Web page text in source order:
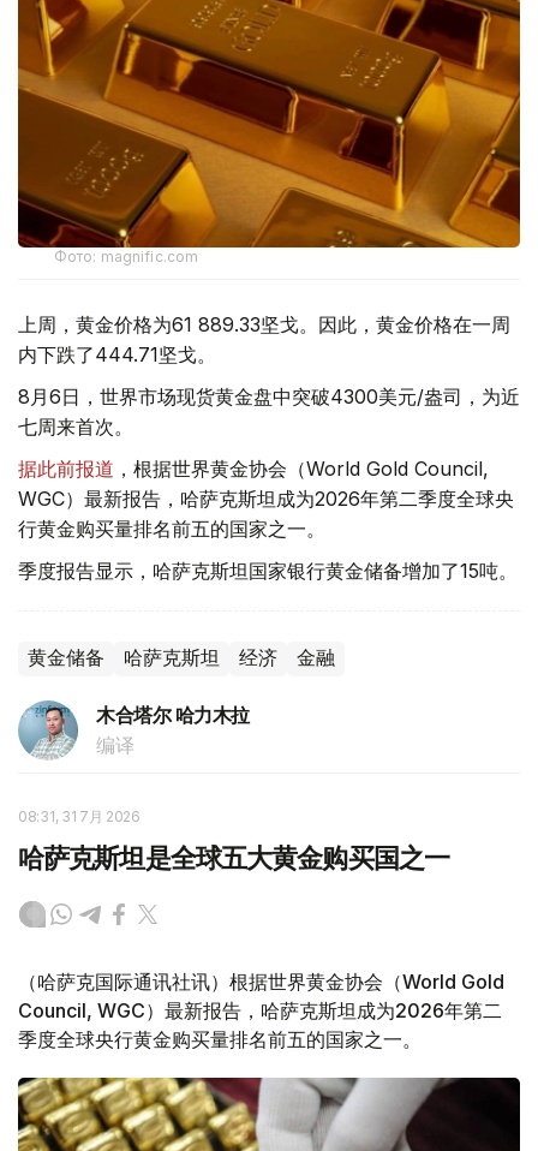
Фото: magnific.com
上周，黄金价格为61 889.33坚戈。因此，黄金价格在一周
内下跌了444.71坚戈。
8月6日，世界市场现货黄金盘中突破4300美元/盎司，为近
七周来首次。
据此前报道 ，根据世界黄金协会（World Gold Council,
WGC）最新报告，哈萨克斯坦成为2026年第二季度全球央
行黄金购买量排名前五的国家之一。
季度报告显示，哈萨克斯坦国家银行黄金储备增加了15吨。
黄金储备 哈萨克斯坦 经济 金融
木合塔尔 哈力木拉
编译
08:31, 31 7月 2026
哈萨克斯坦是全球五大黄金购买国之一
（哈萨克国际通讯社讯）根据世界黄金协会（World Gold
Council, WGC）最新报告，哈萨克斯坦成为2026年第二
季度全球央行黄金购买量排名前五的国家之一。